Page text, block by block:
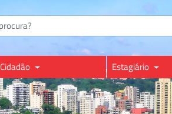
Cidadão Estagiário